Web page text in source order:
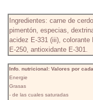
Ingredientes: carne de
pimentón, especias,
acidez E-331 (iii),
E-250, antioxidante E-301.
Info. nutricional: Valores por
Energie
Grasas
- de las cuales saturadas